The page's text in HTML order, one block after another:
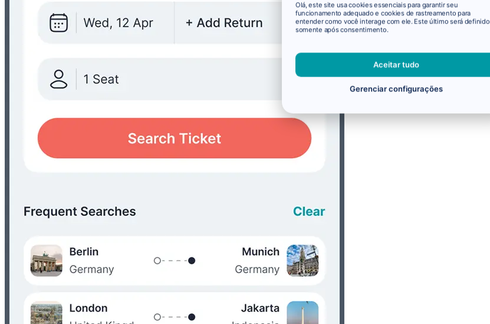
Olá, este site usa cookies essenciais para garantir seu
funcionamento adequado e cookies de rastreamento para
entender como você interage com ele. Este último será definido
somente após consentimento.
Aceitar tudo
Gerenciar configurações